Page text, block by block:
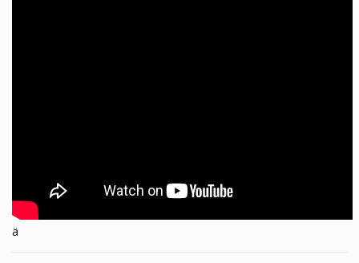
ä